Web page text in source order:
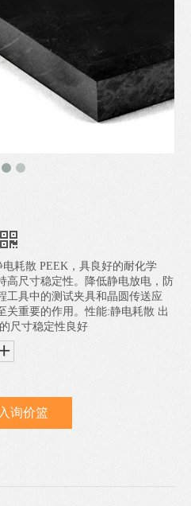
耗散 PEEK，具良好的耐化学
高尺寸稳定性。降低静电放电，防
工具中的测试夹具和晶圆传送应
关重要的作用。性能:静电耗散 出
尺寸稳定性良好
询价篮